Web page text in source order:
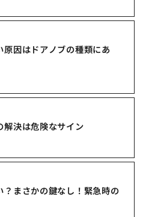
原因はドアノブの種類にあ
解決は危険なサイン
？まさかの鍵なし！緊急時の